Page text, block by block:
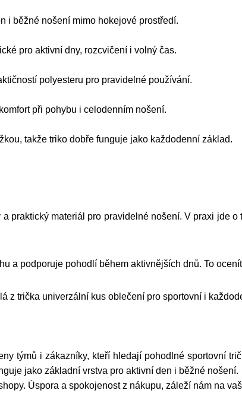
i běžné nošení mimo hokejové prostředí.
pro aktivní dny, rozcvičení i volný čas.
polyesteru pro pravidelné používání.
při pohybu i celodenním nošení.
takže triko dobře funguje jako každodenní základ.
praktický materiál pro pravidelné nošení. V praxi jde
a podporuje pohodlí během aktivnějších dnů. To
z trička univerzální kus oblečení pro sportovní i
týmů i zákazníky, kteří hledají pohodlné sportovní
jako základní vrstva pro aktivní den i běžné nošení.
Úspora a spokojenost z nákupu, záleží nám na